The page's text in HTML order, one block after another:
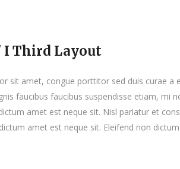
I Third Layout
sit amet, congue porttitor sed duis curae a
faucibus faucibus suspendisse etiam, mi
amet est neque sit. Nisl pariatur et
amet est neque sit. Eleifend non